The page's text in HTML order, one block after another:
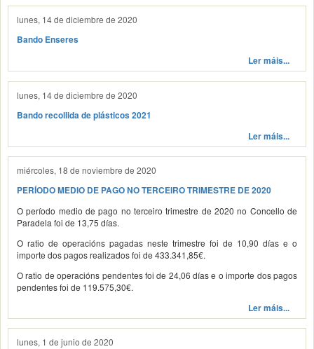
lunes, 14 de diciembre de 2020
Bando Enseres
Ler máis...
lunes, 14 de diciembre de 2020
Bando recollida de plásticos 2021
Ler máis...
miércoles, 18 de noviembre de 2020
PERÍODO MEDIO DE PAGO NO TERCEIRO TRIMESTRE DE 2020
O período medio de pago no terceiro trimestre de 2020 no Concello de
Paradela foi de 13,75 días.
O ratio de operacións pagadas neste trimestre foi de 10,90 días e o
importe dos pagos realizados foi de 433.341,85€.
O ratio de operacións pendentes foi de 24,06 días e o importe dos pagos
pendentes foi de 119.575,30€.
Ler máis...
lunes, 1 de junio de 2020